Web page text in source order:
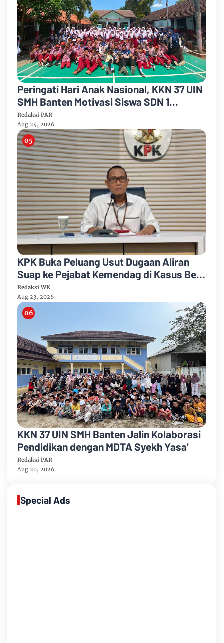
Peringati Hari Anak Nasional, KKN 37 UIN
SMH Banten Motivasi Siswa SDN 1
Cimanuk Raih Cita-cita
Redaksi PAR
Aug 24, 2026
KPK Buka Peluang Usut Dugaan Aliran
Suap ke Pejabat Kemendag di Kasus Bea
Cukai
Redaksi WK
Aug 23, 2026
KKN 37 UIN SMH Banten Jalin Kolaborasi
Pendidikan dengan MDTA Syekh Yasa'
Redaksi PAR
Aug 20, 2026
Special Ads